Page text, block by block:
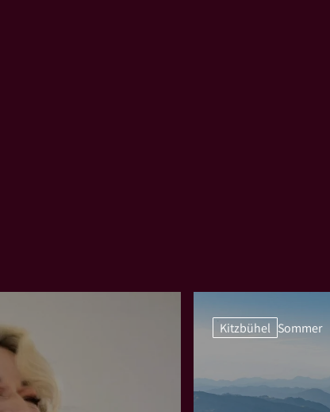
Kitzbühel Sommer